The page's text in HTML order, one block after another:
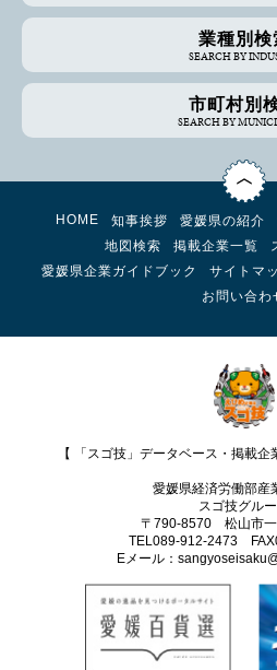
業種別検
SEARCH BY
市町村別
SEARCH BY
HOME 知事挨拶 愛媛県の紹介
地図検索
掲載企業一覧
愛媛県企業ガイドブック
サイトマ
お問い合わ
【 「スゴ技」データベース・掲載企
愛媛県経済労働部
スゴ技グル
〒790-8570 松山市
TEL089-912-2473
Eメール：